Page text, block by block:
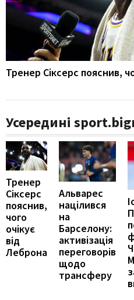
Тренер Сіксерс пояснив,
Усередині
Тренер
Сіксерс
пояснив,
чого
очікує
від
Леброна
Альварес
націлився
на
Барселону:
активізація
переговорів
щодо
трансферу